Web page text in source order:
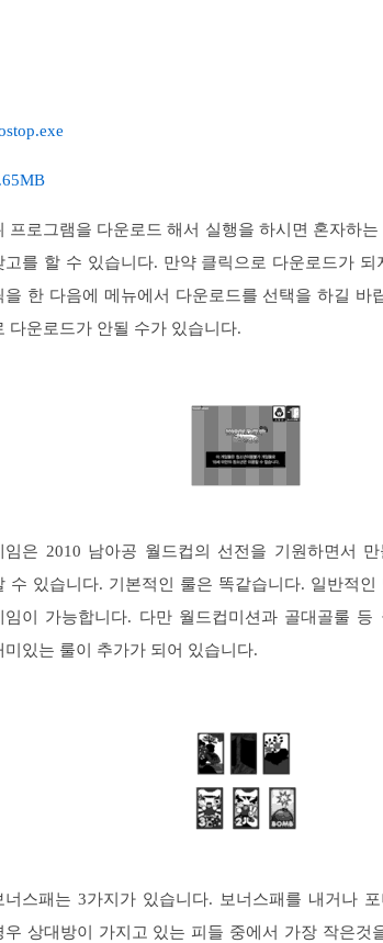
프로그램을 다운로드 해서 실행을 하시면 혼자하
고를 할 수 있습니다. 만약 클릭으로 다운로드가 되
을 한 다음에 메뉴에서 다운로드를 선택을 하길 바
다운로드가 안될 수가 있습니다.
임은 2010 남아공 월드컵의 선전을 기원하면서
수 있습니다. 기본적인 룰은 똑같습니다. 일반적인
임이 가능합니다. 다만 월드컵미션과 골대골룰 등
미있는 룰이 추가가 되어 있습니다.
너스패는 3가지가 있습니다. 보너스패를 내거나
우 상대방이 가지고 있는 피들 중에서 가장 작은것